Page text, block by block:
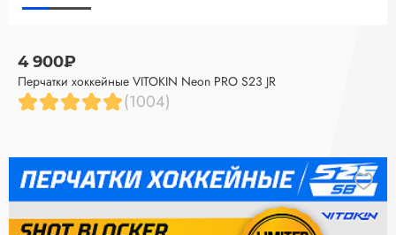
4 900₽
Перчатки хоккейные VITOKIN Neon PRO S23 JR
(1004)